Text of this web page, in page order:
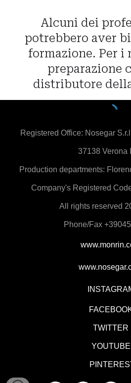
Alcuni dei
potrebbero aver
formazione. Per i
preparazione
distributore
Registered Office: Nosegar
37138 Verona
Production departments:
Company's Registered
All rights reserved
Phone/Fax
TWITTER
YOUTUBE